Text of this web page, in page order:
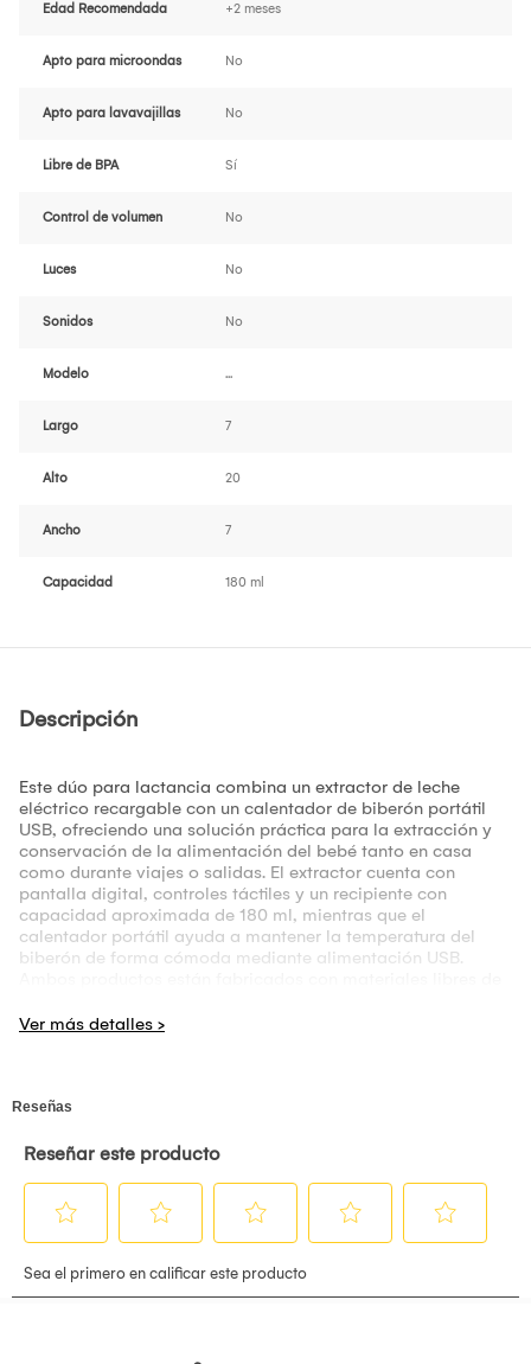
Edad Recomendada +2 meses
Apto para microondas No
Apto para lavavajillas No
Libre de BPA Sí
Control de volumen No
Luces No
Sonidos No
Modelo ...
Largo 7
Alto 20
Ancho 7
Capacidad 180 ml
Descripción
Este dúo para lactancia combina un extractor de leche
eléctrico recargable con un calentador de biberón portátil
USB, ofreciendo una solución práctica para la extracción y
conservación de la alimentación del bebé tanto en casa
como durante viajes o salidas. El extractor cuenta con
pantalla digital, controles táctiles y un recipiente con
capacidad aproximada de 180 ml, mientras que el
calentador portátil ayuda a mantener la temperatura del
biberón de forma cómoda mediante alimentación USB.
alternativa funcional para facilitar la rutina diaria de